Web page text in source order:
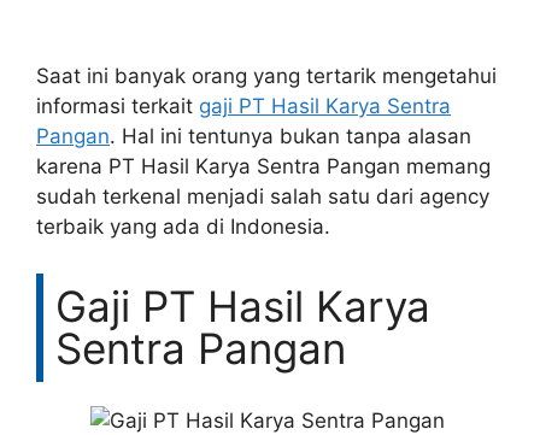
Saat ini banyak orang yang tertarik mengetahui
informasi terkait gaji PT Hasil Karya Sentra
Pangan. Hal ini tentunya bukan tanpa alasan
karena PT Hasil Karya Sentra Pangan memang
sudah terkenal menjadi salah satu dari agency
terbaik yang ada di Indonesia.
Gaji PT Hasil Karya
Sentra Pangan